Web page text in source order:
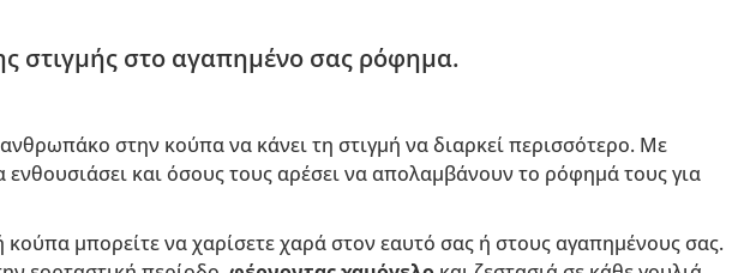
στιγμής στο αγαπημένο σας ρόφημα.
στην κούπα να κάνει τη στιγμή να διαρκεί περισσότερο. Με
ενθουσιάσει και όσους τους αρέσει να απολαμβάνουν το ρόφημά τους για
μπορείτε να χαρίσετε χαρά στον εαυτό σας ή στους αγαπημένους σας.